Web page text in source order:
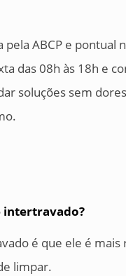
ABCP e pontual
das 08h às 18h e
soluções sem
intertravado?
é que ele é
limpar.